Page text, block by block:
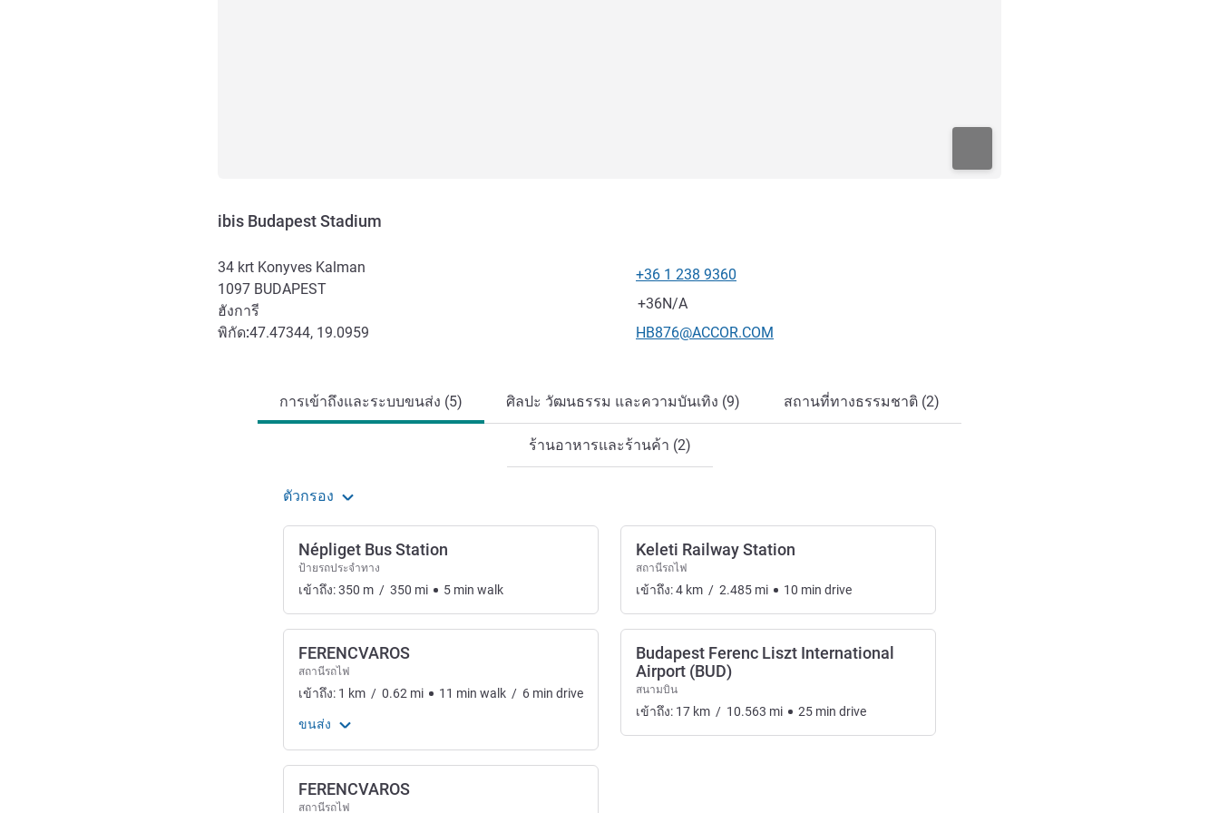
ibis Budapest Stadium
34 krt Konyves Kalman
1097 BUDAPEST
ฮังการี
พิกัด:47.47344, 19.0959
โทรศัพท์
+36 1 238 9360
แฟกซ์
+36N/A
อีเมลติดต่อ
HB876@ACCOR.COM
การเข้าถึงและระบบขนส่ง (5) ศิลปะ วัฒนธรรม และความบันเทิง (9) สถานที่ทางธรรมชาติ (2)
ร้านอาหารและร้านค้า (2)
ตัวกรอง
Népliget Bus Station
ป้ายรถประจำทาง
เข้าถึง:350 m / 350 mi 5 min walk
FERENCVAROS
สถานีรถไฟ
เข้าถึง: 1 km / 0.62 mi 11 min walk / 6 min drive
ขนส่ง
FERENCVAROS
สถานีรถไฟ
Keleti Railway Station
สถานีรถไฟ
เข้าถึง:4 km / 2.485 mi 10 min drive
Budapest Ferenc Liszt International
Airport (BUD)
สนามบิน
เข้าถึง: 17 km / 10.563 mi 25 min drive